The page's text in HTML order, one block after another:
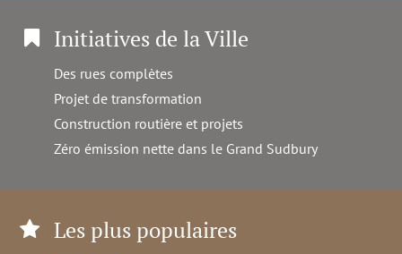
Initiatives de la Ville
Des rues complètes
Projet de transformation
Construction routière et projets
Zéro émission nette dans le Grand Sudbury
Les plus populaires